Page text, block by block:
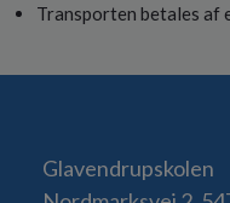
Transporten betales af
Glavendrupskolen